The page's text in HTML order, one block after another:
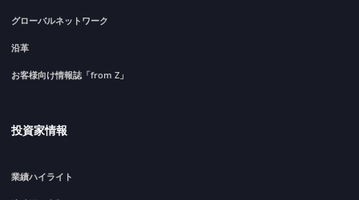
グローバルネットワーク
沿革
お客様向け情報誌「from Z」
投資家情報
業績ハイライト